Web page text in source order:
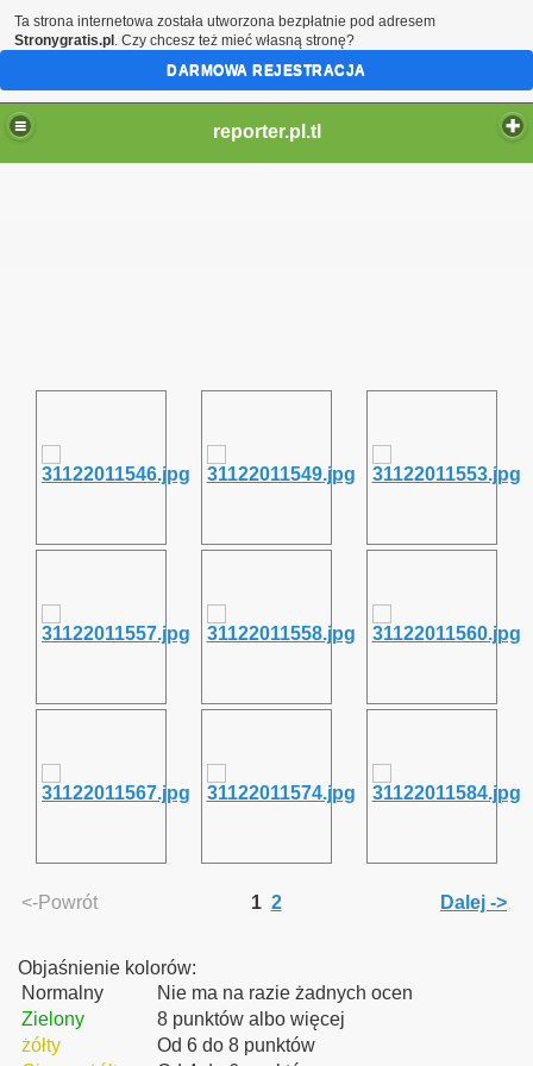
reporter.pl.tl
<-Powrót 1 2 Dalej ->
Objaśnienie kolorów:
Normalny
Nie ma na razie żadnych ocen
Zielony
8 punktów albo więcej
żółty
Od 6 do 8 punktów
Ta strona internetowa została utworzona bezpłatnie pod adresem
Stronygratis.pl . Czy chcesz też mieć własną stronę?
DARMOWA REJESTRACJA